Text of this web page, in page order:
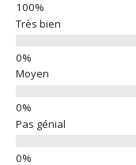
Très bien
Moyen
Pas génial